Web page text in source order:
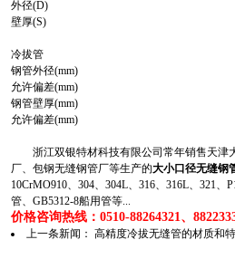
外径(D)
壁厚(S)
冷拔管
钢管外径(mm)
允许偏差(mm)
钢管壁厚(mm)
允许偏差(mm)
浙江双银特材科技有限公司常年销售天津大
厂、包钢无缝钢管厂等生产的大小口径无缝钢
10CrMO910、304、304L、316、316L、321
管、GB5312-8船用管等...
价格咨询热线：0510-88264321、
上一条新闻： 高精度冷拔无缝管的材质和